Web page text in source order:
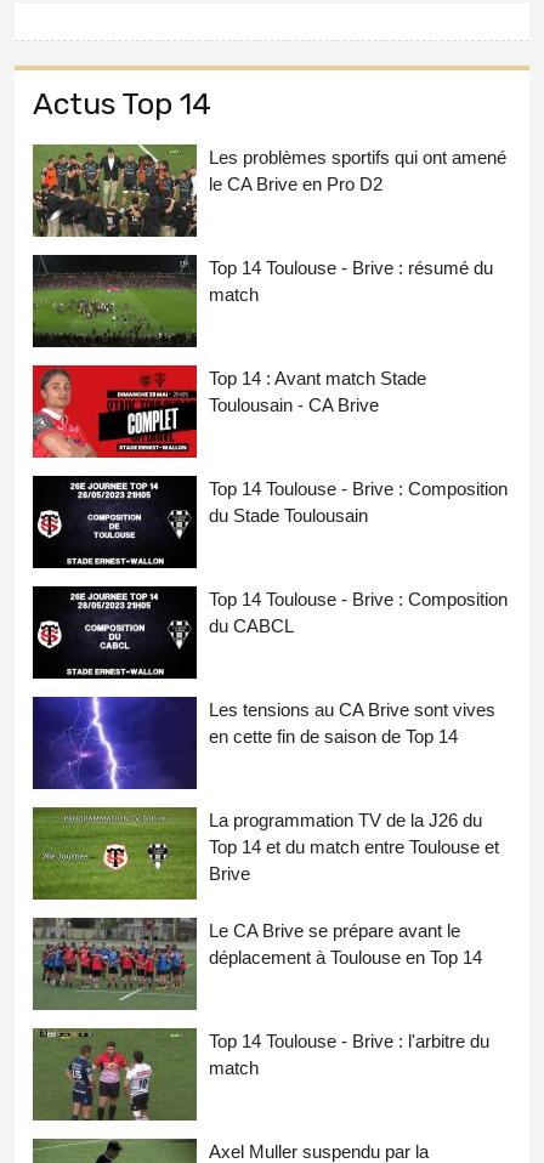
Actus Top 14
Les problèmes sportifs qui ont amené
le CA Brive en Pro D2
Top 14 Toulouse - Brive : résumé du
match
Top 14 : Avant match Stade
Toulousain - CA Brive
Top 14 Toulouse - Brive : Composition
du Stade Toulousain
Top 14 Toulouse - Brive : Composition
du CABCL
Les tensions au CA Brive sont vives
en cette fin de saison de Top 14
La programmation TV de la J26 du
Top 14 et du match entre Toulouse et
Brive
Le CA Brive se prépare avant le
déplacement à Toulouse en Top 14
Top 14 Toulouse - Brive : l'arbitre du
match
Axel Muller suspendu par la